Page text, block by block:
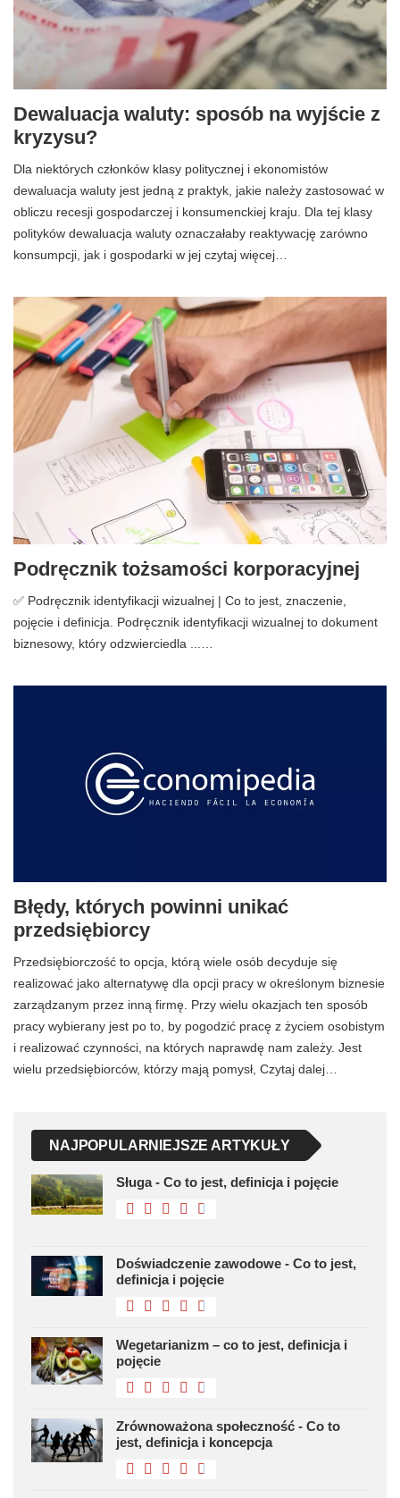
Dewaluacja waluty: sposób na wyjście z
kryzysu?
Dla niektórych członków klasy politycznej i ekonomistów
dewaluacja waluty jest jedną z praktyk, jakie należy zastosować w
obliczu recesji gospodarczej i konsumenckiej kraju. Dla tej klasy
polityków dewaluacja waluty oznaczałaby reaktywację zarówno
konsumpcji, jak i gospodarki w jej czytaj więcej…
Podręcznik tożsamości korporacyjnej
✅ Podręcznik identyfikacji wizualnej | Co to jest, znaczenie,
pojęcie i definicja. Podręcznik identyfikacji wizualnej to dokument
biznesowy, który odzwierciedla ...…
Błędy, których powinni unikać
przedsiębiorcy
Przedsiębiorczość to opcja, którą wiele osób decyduje się
realizować jako alternatywę dla opcji pracy w określonym biznesie
zarządzanym przez inną firmę. Przy wielu okazjach ten sposób
pracy wybierany jest po to, by pogodzić pracę z życiem osobistym
i realizować czynności, na których naprawdę nam zależy. Jest
wielu przedsiębiorców, którzy mają pomysł, Czytaj dalej…
NAJPOPULARNIEJSZE ARTYKUŁY
Sługa - Co to jest, definicja i pojęcie
Doświadczenie zawodowe - Co to jest,
definicja i pojęcie
Wegetarianizm – co to jest, definicja i
pojęcie
Zrównoważona społeczność - Co to
jest, definicja i koncepcja